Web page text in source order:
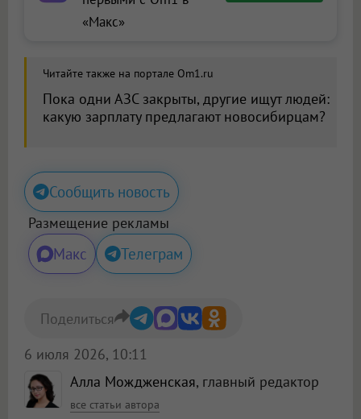
«Макс»
Читайте также на портале Om1.ru
Пока одни АЗС закрыты, другие ищут людей:
какую зарплату предлагают новосибирцам?
Сообщить новость
Размещение рекламы
Макс Телеграм
Алла Мождженская, главный редактор
все статьи автора
6 июля 2026, 10:11
Поделиться